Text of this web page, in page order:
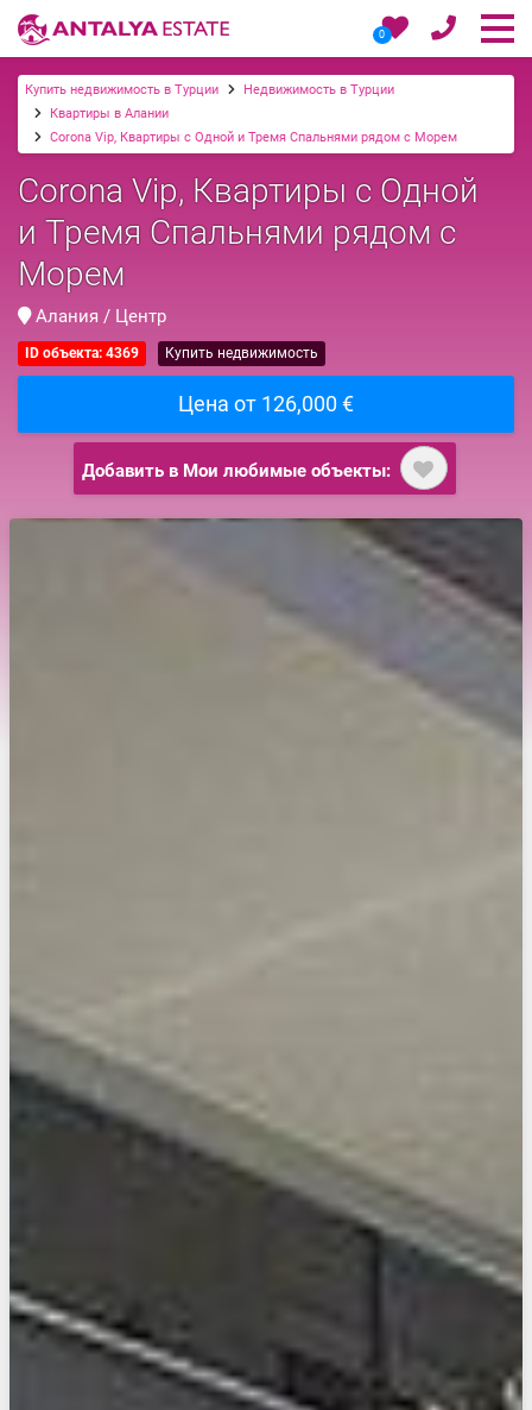
0
Купить недвижимость в Турции
Недвижимость в Турции
Квартиры в Алании
Corona Vip, Квартиры с Одной и Тремя Спальнями рядом с Морем
Corona Vip, Квартиры с Одной
и Тремя Спальнями рядом с
Морем
Алания / Центр
ID объекта: 4369 Купить недвижимость
Цена от 126,000 €
Добавить в Мои любимые объекты: